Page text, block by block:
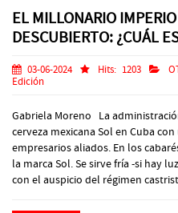
EL MILLONARIO
DESCUBIERTO: ¿CUÁL
03-06-2024 Hits: 1203
Edición
Gabriela Moreno La
cerveza mexicana Sol en Cuba
empresarios aliados. En los
la marca Sol. Se sirve fría -si hay
con el auspicio del régimen